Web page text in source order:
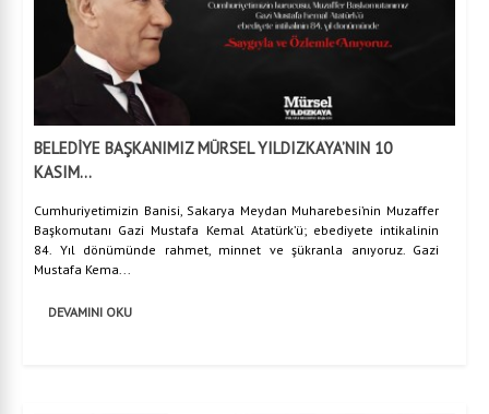
BELEDİYE BAŞKANIMIZ MÜRSEL YILDIZKAYA’NIN 10
KASIM...
Cumhuriyetimizin Banisi, Sakarya Meydan Muharebesi’nin Muzaffer
Başkomutanı Gazi Mustafa Kemal Atatürk’ü; ebediyete intikalinin
84. Yıl dönümünde rahmet, minnet ve şükranla anıyoruz. Gazi
Mustafa Kema...
DEVAMINI OKU